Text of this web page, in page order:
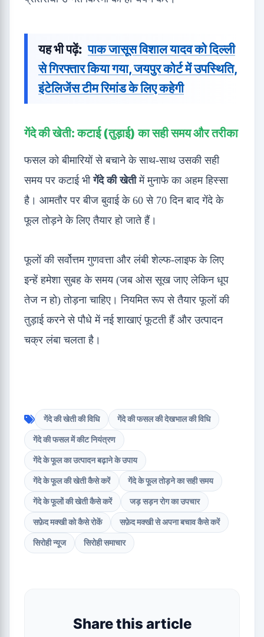
यह भी पढ़ें: पाक जासूस विशाल यादव को दिल्ली
से गिरफ्तार किया गया, जयपुर कोर्ट में उपस्थिति,
इंटेलिजेंस टीम रिमांड के लिए कहेगी
गेंदे की खेती: कटाई (तुड़ाई) का सही समय और तरीका
फसल को बीमारियों से बचाने के साथ-साथ उसकी सही
समय पर कटाई भीगेंदे की खेतीमें मुनाफे का अहम हिस्सा
है। आमतौर पर बीज बुवाई के 60 से 70 दिन बाद गेंदे के
फूल तोड़ने के लिए तैयार हो जाते हैं।
फूलों की सर्वोत्तम गुणवत्ता और लंबी शेल्फ-लाइफ के लिए
इन्हें हमेशा सुबह के समय (जब ओस सूख जाए लेकिन धूप
तेज न हो) तोड़ना चाहिए। नियमित रूप से तैयार फूलों की
तुड़ाई करने से पौधे में नई शाखाएं फूटती हैं और उत्पादन
चक्र लंबा चलता है।
गेंदे की खेती की विधि गेंदे की फसल की देखभाल की विधि
गेंदे की फसल में कीट नियंत्रण
गेंदे के फूल का उत्पादन बढ़ाने के उपाय
गेंदे के फूल की खेती कैसे करें गेंदे के फूल तोड़ने का सही समय
गेंदे के फूलों की खेती कैसे करें जड़ सड़न रोग का उपचार
सफ़ेद मक्खी को कैसे रोकें सफ़ेद मक्खी से अपना बचाव कैसे करें
सिरोही न्यूज सिरोही समाचार
Share this article